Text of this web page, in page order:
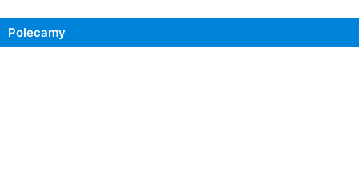
Polecamy